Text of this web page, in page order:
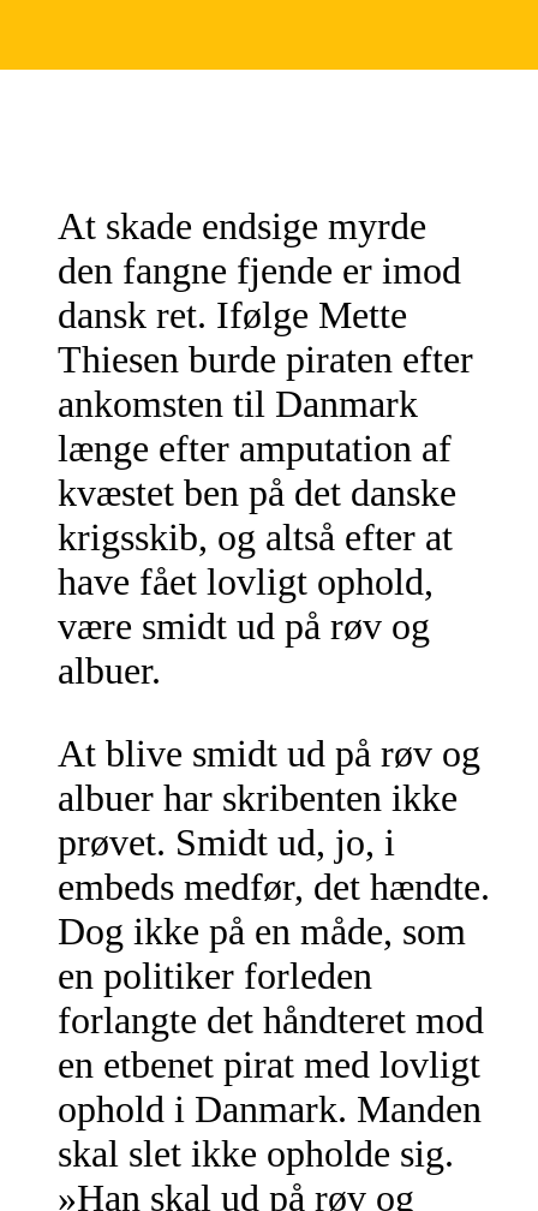
At skade endsige myrde
den fangne fjende er imod
dansk ret. Ifølge Mette
Thiesen burde piraten efter
ankomsten til Danmark
længe efter amputation af
kvæstet ben på det danske
krigsskib, og altså efter at
have fået lovligt ophold,
være smidt ud på røv og
albuer.
At blive smidt ud på røv og
albuer har skribenten ikke
prøvet. Smidt ud, jo, i
embeds medfør, det hændte.
Dog ikke på en måde, som
en politiker forleden
forlangte det håndteret mod
en etbenet pirat med lovligt
ophold i Danmark. Manden
skal slet ikke opholde sig.
»Han skal ud på røv og